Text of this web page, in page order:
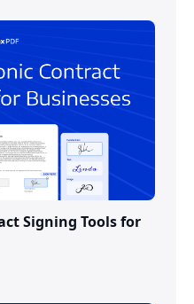
Signing Tools for